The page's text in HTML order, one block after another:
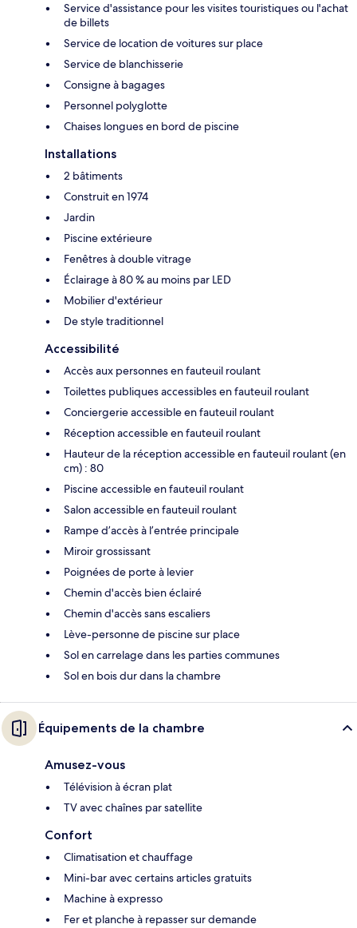
Service d'assistance pour les visites touristiques ou l'achat
de billets
Service de location de voitures sur place
Service de blanchisserie
Consigne à bagages
Personnel polyglotte
Chaises longues en bord de piscine
Installations
2 bâtiments
Construit en 1974
Jardin
Piscine extérieure
Fenêtres à double vitrage
Éclairage à 80 % au moins par LED
Mobilier d'extérieur
De style traditionnel
Accessibilité
Accès aux personnes en fauteuil roulant
Toilettes publiques accessibles en fauteuil roulant
Conciergerie accessible en fauteuil roulant
Réception accessible en fauteuil roulant
Hauteur de la réception accessible en fauteuil roulant (en
cm) : 80
Piscine accessible en fauteuil roulant
Salon accessible en fauteuil roulant
Rampe d’accès à l’entrée principale
Miroir grossissant
Poignées de porte à levier
Chemin d'accès bien éclairé
Chemin d'accès sans escaliers
Lève-personne de piscine sur place
Sol en carrelage dans les parties communes
Sol en bois dur dans la chambre
Équipements de la chambre
Amusez-vous
Télévision à écran plat
TV avec chaînes par satellite
Confort
Climatisation et chauffage
Mini-bar avec certains articles gratuits
Machine à expresso
Fer et planche à repasser sur demande